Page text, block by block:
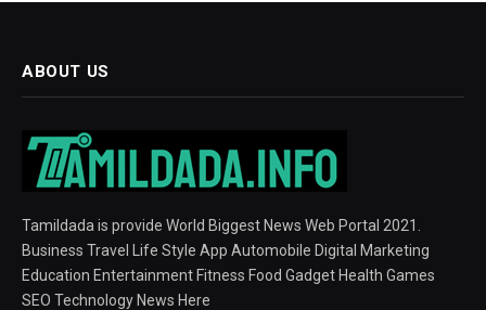
ABOUT US
Tamildada is provide World Biggest News Web Portal 2021.
Business Travel Life Style App Automobile Digital Marketing
Education Entertainment Fitness Food Gadget Health Games
SEO Technology News Here